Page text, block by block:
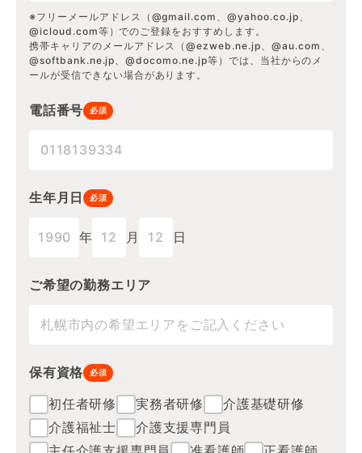
※フリーメールアドレス（@gmail.com、@yahoo.co.jp、
@icloud.com等）でのご登録をおすすめします。
携帯キャリアのメールアドレス（@ezweb.ne.jp、@au.com、
@softbank.ne.jp、@docomo.ne.jp等）では、当社からのメ
ールが受信できない場合があります。
電話番号 必須
生年月日 必須
年 月 日
ご希望の勤務エリア
保有資格 必須
初任者研修 実務者研修
介護基礎研修
介護福祉士
介護支援専門員